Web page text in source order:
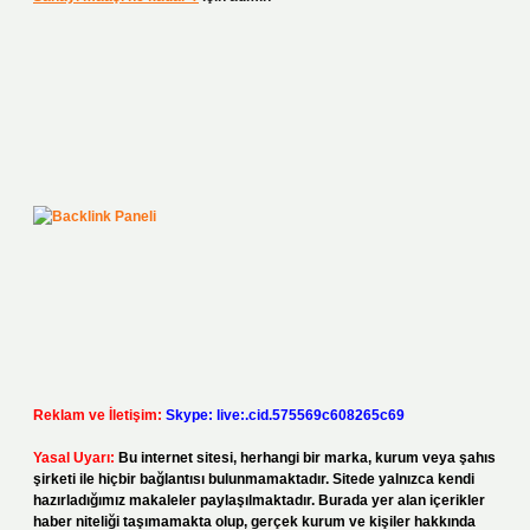
Reklam ve İletişim: Skype: live:.cid.575569c608265c69
Yasal Uyarı: Bu internet sitesi, herhangi bir marka, kurum veya şahıs
şirketi ile hiçbir bağlantısı bulunmamaktadır. Sitede yalnızca kendi
hazırladığımız makaleler paylaşılmaktadır. Burada yer alan içerikler
haber niteliği taşımamakta olup, gerçek kurum ve kişiler hakkında